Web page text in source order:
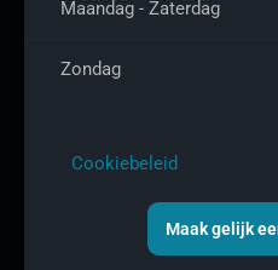
Maandag - Zaterdag
Zondag
Cookiebeleid
Maak gelijk